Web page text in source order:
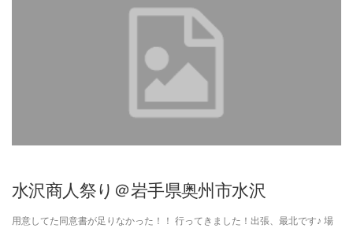
水沢商人祭り＠岩手県奥州市水沢
用意してた同意書が足りなかった！！ 行ってきました！出張、最北です♪ 場